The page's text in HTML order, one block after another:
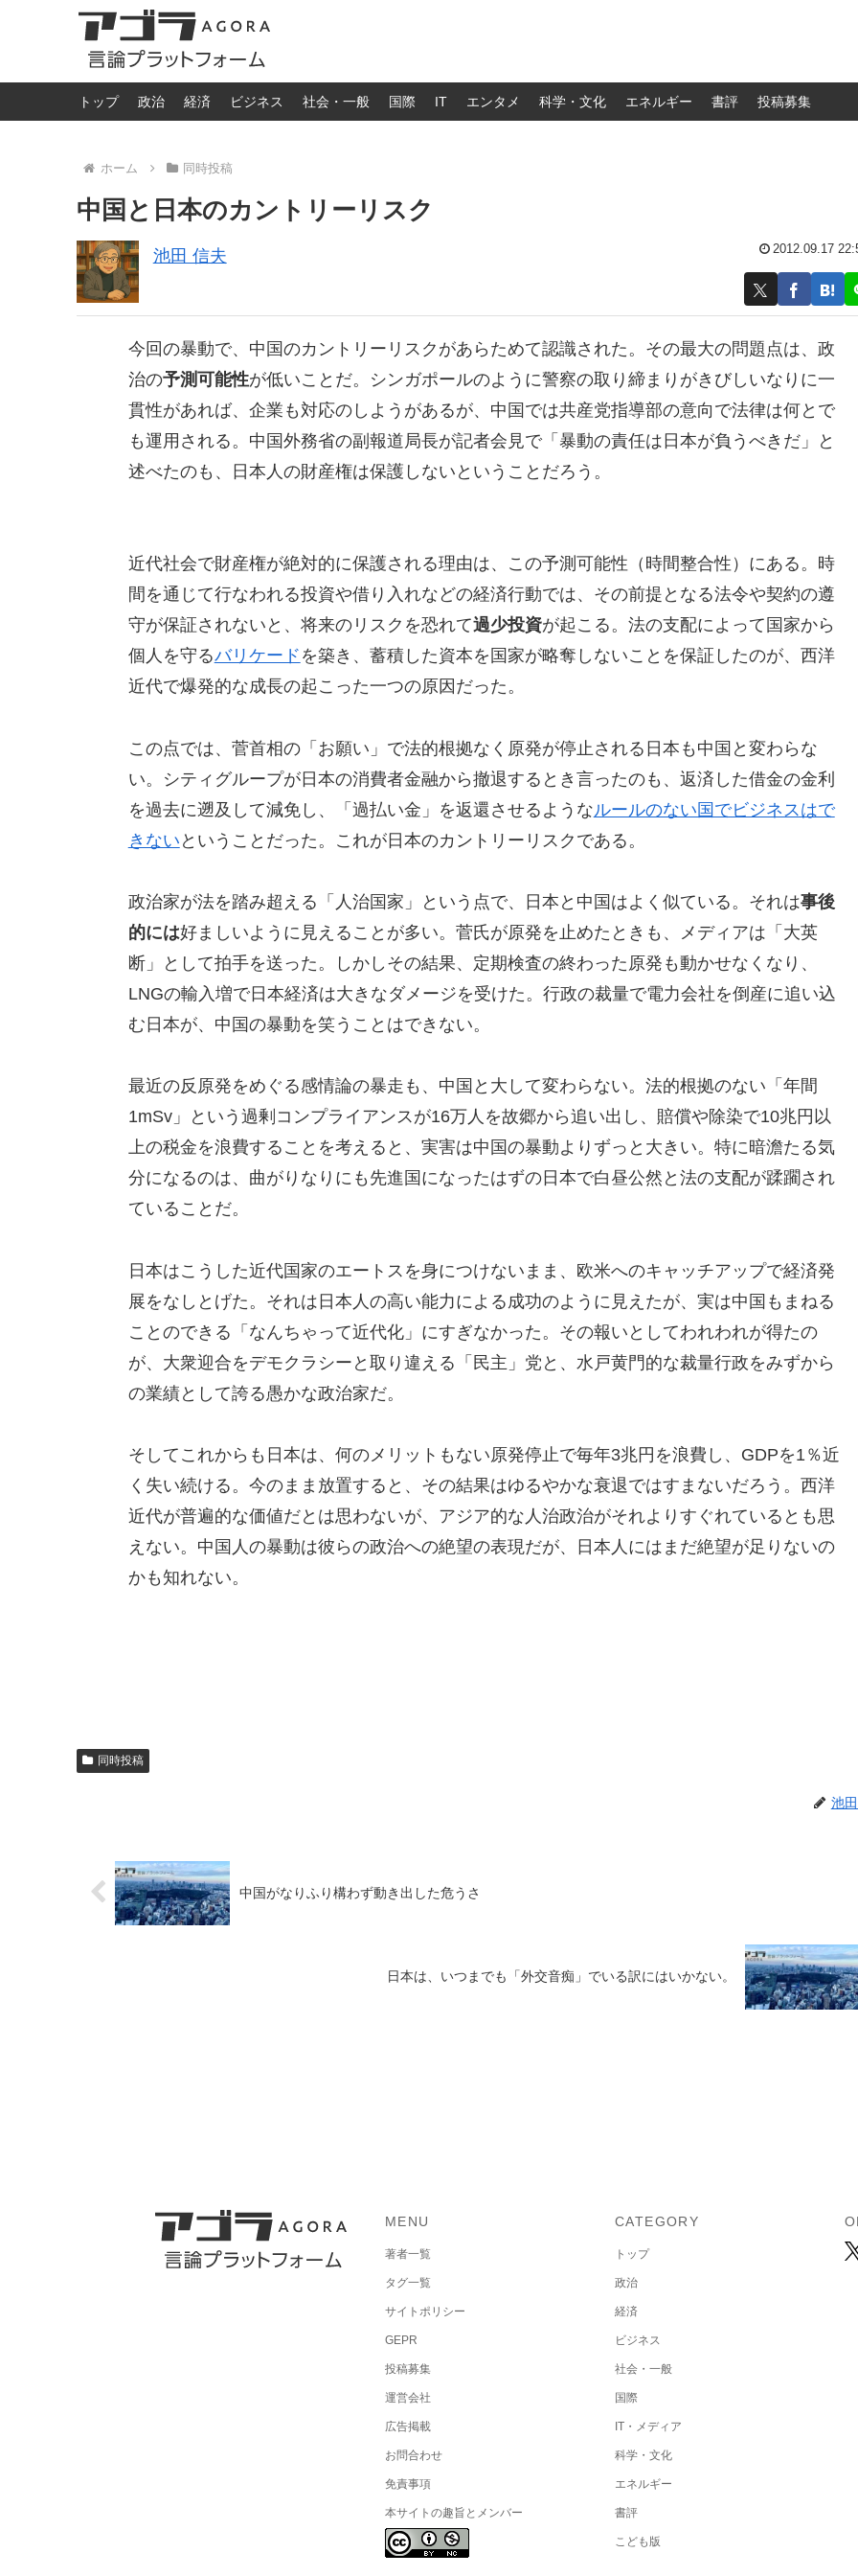
トップ 政治 経済 ビジネス 社会・一般 国際 IT エンタメ 科学・文化 エネルギー 書評 投稿募集
ホーム 同時投稿
中国と日本のカントリーリスク
池田 信夫 2012.09.17
今回の暴動で、中国のカントリーリスクがあらためて認識された。その最大の問題点は、政
治の予測可能性が低いことだ。シンガポールのように警察の取り締まりがきびしいなりに一
貫性があれば、企業も対応のしようがあるが、中国では共産党指導部の意向で法律は何とで
も運用される。中国外務省の副報道局長が記者会見で「暴動の責任は日本が負うべきだ」と
述べたのも、日本人の財産権は保護しないということだろう。
近代社会で財産権が絶対的に保護される理由は、この予測可能性（時間整合性）にある。時
間を通じて行なわれる投資や借り入れなどの経済行動では、その前提となる法令や契約の遵
守が保証されないと、将来のリスクを恐れて過少投資が起こる。法の支配によって国家から
個人を守るバリケード を築き、蓄積した資本を国家が略奪しないことを保証したのが、西洋
近代で爆発的な成長の起こった一つの原因だった。
この点では、菅首相の「お願い」で法的根拠なく原発が停止される日本も中国と変わらな
い。シティグループが日本の消費者金融から撤退するとき言ったのも、返済した借金の金利
を過去に遡及して減免し、「過払い金」を返還させるようなルールのない国でビジネスはで
きない ということだった。これが日本のカントリーリスクである。
政治家が法を踏み超える「人治国家」という点で、日本と中国はよく似ている。それは事後
的には好ましいように見えることが多い。菅氏が原発を止めたときも、メディアは「大英
断」として拍手を送った。しかしその結果、定期検査の終わった原発も動かせなくなり、
LNGの輸入増で日本経済は大きなダメージを受けた。行政の裁量で電力会社を倒産に追い込
む日本が、中国の暴動を笑うことはできない。
最近の反原発をめぐる感情論の暴走も、中国と大して変わらない。法的根拠のない「年間
1mSv」という過剰コンプライアンスが16万人を故郷から追い出し、賠償や除染で10兆円以
上の税金を浪費することを考えると、実害は中国の暴動よりずっと大きい。特に暗澹たる気
分になるのは、曲がりなりにも先進国になったはずの日本で白昼公然と法の支配が蹂躙され
ていることだ。
日本はこうした近代国家のエートスを身につけないまま、欧米へのキャッチアップで経済発
展をなしとげた。それは日本人の高い能力による成功のように見えたが、実は中国もまねる
ことのできる「なんちゃって近代化」にすぎなかった。その報いとしてわれわれが得たの
が、大衆迎合をデモクラシーと取り違える「民主」党と、水戸黄門的な裁量行政をみずから
の業績として誇る愚かな政治家だ。
そしてこれからも日本は、何のメリットもない原発停止で毎年3兆円を浪費し、GDPを1％近
く失い続ける。今のまま放置すると、その結果はゆるやかな衰退ではすまないだろう。西洋
近代が普遍的な価値だとは思わないが、アジア的な人治政治がそれよりすぐれているとも思
えない。中国人の暴動は彼らの政治への絶望の表現だが、日本人にはまだ絶望が足りないの
かも知れない。
同時投稿
池
中国がなりふり構わず動き出した危うさ
日本は、いつまでも「外交音痴」でいる訳にはいかない。
MENU
著者一覧
タグ一覧
サイトポリシー
GEPR
投稿募集
運営会社
広告掲載
お問合わせ
免責事項
本サイトの趣旨とメンバー
CATEGORY
トップ
政治
経済
ビジネス
社会・一般
国際
IT・メディア
科学・文化
エネルギー
書評
こども版